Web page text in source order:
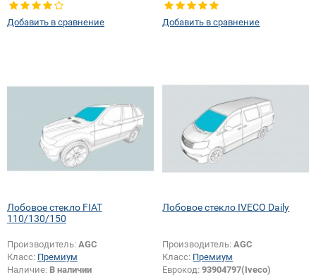
Добавить в сравнение Добавить в сравнение
Лобовое стекло FIAT
110/130/150
Производитель: AGC
Класс: Премиум
Наличие: В наличии
Лобовое стекло IVECO Daily
Производитель:AGC
Класс: Премиум
Еврокод:93904797(Iveco)